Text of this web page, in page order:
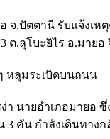
จ.ปัตตานี รับแจ้งเ
.ลุโบะยิไร อ.มายอ
หลุมระเบิดบนถนน
นายอำเภอมายอ
คัน กำลังเดินทางก